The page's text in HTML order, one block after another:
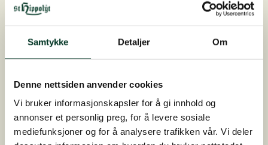
Samtykke Detaljer Om
Denne nettsiden anvender cookies
Vi bruker informasjonskapsler for å gi innhold og
annonser et personlig preg, for å levere sosiale
mediefunksjoner og for å analysere trafikken vår. Vi deler
Noen hester trenger fuktig ensilage, mens
høy er dampet høy bedre enn bløtlagt høy,
Det anbefales å fôre grovfôr på bakken
slik at hesten spiser med hodet lavt. Det
hjelper med naturlig transport av slim og
støv ut av lungene.
Noen hester har også utfordringer med